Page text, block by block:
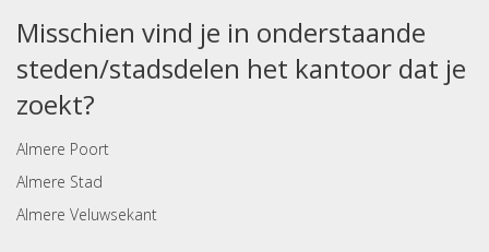
Misschien vind je in onderstaande
steden/stadsdelen het kantoor dat je
zoekt?
Almere Poort
Almere Stad
Almere Veluwsekant